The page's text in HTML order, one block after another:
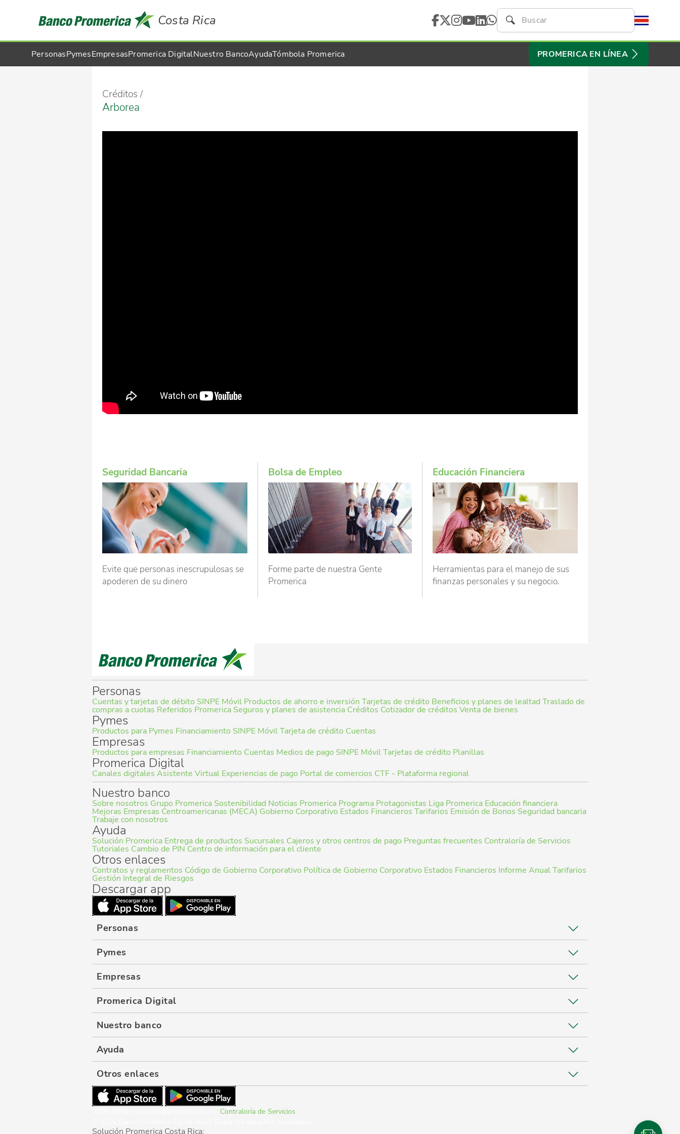
Costa Rica
PersonasPymesEmpresasPromerica DigitalNuestro BancoAyudaTómbola Promerica PROMERICA EN LÍNEA
Créditos
Arborea
Seguridad Bancaria
Evite que personas inescrupulosas se
apoderen de su dinero
Bolsa de Empleo
Forme parte de nuestra Gente
Promerica
Educación Financiera
Herramientas para el manejo de sus
finanzas personales y su negocio.
Personas
Cuentas y tarjetas de débito SINPE Móvil Productos de ahorro e inversión Tarjetas de crédito Beneficios y planes de lealtad Traslado de
compras a cuotas Referidos Promerica Seguros y planes de asistencia Créditos Cotizador de créditos Venta de bienes
Pymes
Productos para Pymes Financiamiento SINPE MóvilTarjeta de crédito Cuentas
Empresas
Productos para empresas Financiamiento Cuentas Medios de pago SINPE MóvilTarjetas de crédito Planillas
Promerica Digital
Canales digitales Asistente Virtual Experiencias de pago Portal de comercios CTF - Plataforma regional
Nuestro banco
Sobre nosotros Grupo Promerica Sostenibilidad Noticias Promerica Programa Protagonistas Liga Promerica Educación financiera
Mejoras Empresas Centroamericanas (MECA) Gobierno Corporativo Estados Financieros Tarifarios Emisión de Bonos Seguridad bancaria
Trabaje con nosotros
Ayuda
Solución Promerica Entrega de productos Sucursales Cajeros y otros centros de pago Preguntas frecuentes Contraloría de Servicios
Tutoriales Cambio de PIN Centro de información para el cliente
Otros enlaces
Contratos y reglamentos Código de Gobierno Corporativo Política de Gobierno Corporativo Estados Financieros Informe AnualTarifarios
Gestión Integral de Riesgos
Descargar app
Personas
Pymes
Empresas
Promerica Digital
Nuestro banco
Ayuda
Otros enlaces
Contraloría de Servicios
Solución Promerica Costa Rica: